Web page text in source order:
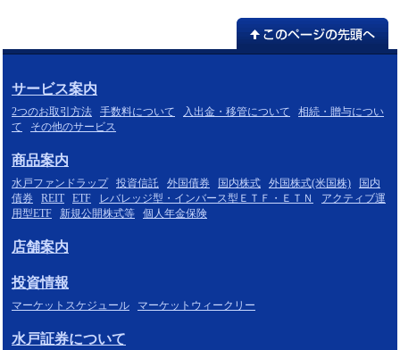
サービス案内
2つのお取引方法 手数料について 入出金・移管について
相続・贈与につい
て
その他のサービス
商品案内
水戸ファンドラップ 投資信託 外国債券 国内株式 外国株式(米国株)
国内
債券
REIT ETF レバレッジ型・インバース型ＥＴＦ・ＥＴＮ
アクティブ運
用型ETF
新規公開株式等 個人年金保険
店舗案内
投資情報
マーケットスケジュール マーケットウィークリー
水戸証券について